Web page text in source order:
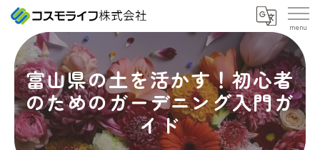
富山県の土を活かす！初心者
のためのガーデニング入門ガ
イド